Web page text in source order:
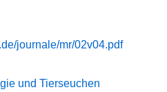
journale/mr/02v04.pdf
und Tierseuchen